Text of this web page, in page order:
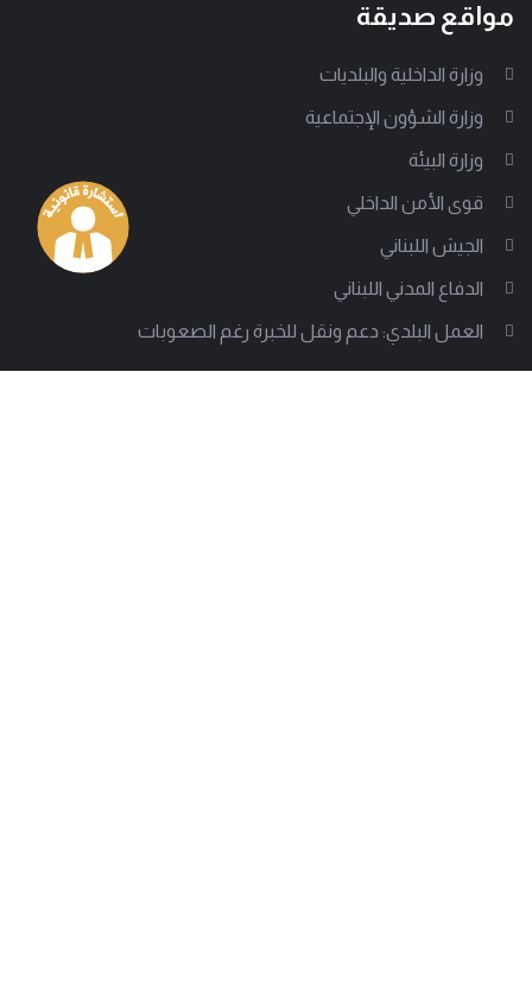
مواقع صديقة
وزارة الداخلية والبلديات
وزارة الشؤون الإجتماعية
وزارة البيئة
قوى الأمن الداخلي
الجيش اللبناني
الدفاع المدني اللبناني
العمل البلدي: دعم ونقل للخبرة رغم الصعوبات